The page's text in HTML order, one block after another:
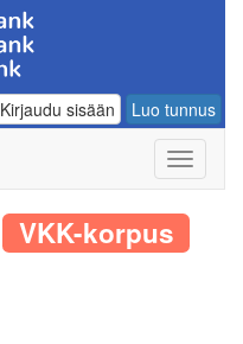
Kirjaudu sisään Luo tunnus
VKK-korpus